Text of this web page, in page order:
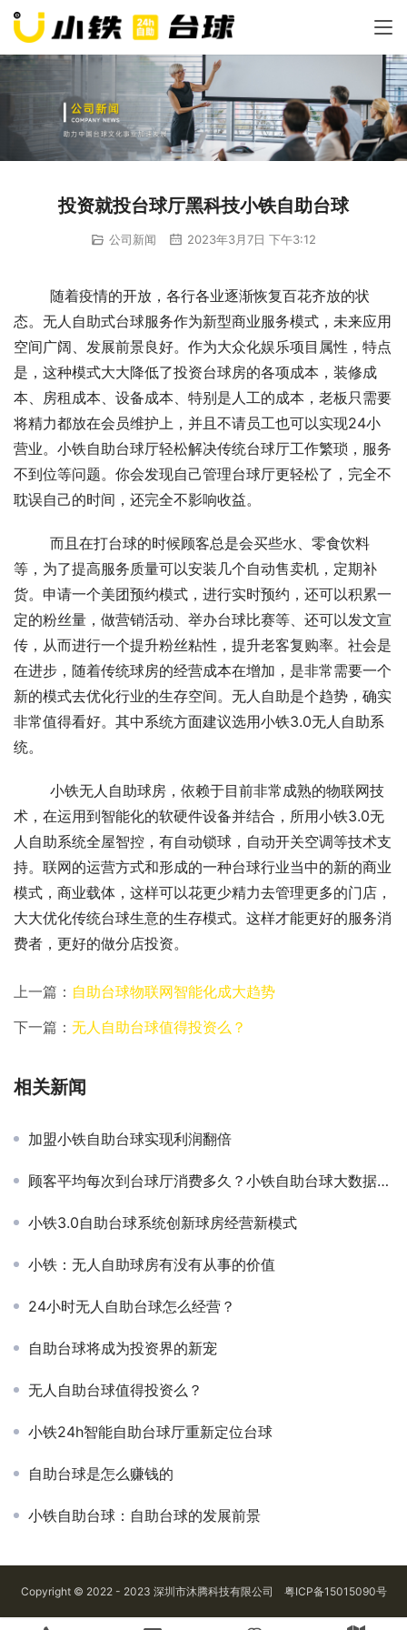
投资就投台球厅黑科技小铁自助台球
公司新闻 2023年3月7日 下午3:12
态。无人自助式台球服务作为新型商业服务模式，未来应用
空间广阔、发展前景良好。作为大众化娱乐项目属性，特点
是，这种模式大大降低了投资台球房的各项成本，装修成
本、房租成本、设备成本、特别是人工的成本，老板只需要
将精力都放在会员维护上，并且不请员工也可以实现24小
营业。小铁自助台球厅轻松解决传统台球厅工作繁琐，服务
不到位等问题。你会发现自己管理台球厅更轻松了，完全不
耽误自己的时间，还完全不影响收益。
等，为了提高服务质量可以安装几个自动售卖机，定期补
货。申请一个美团预约模式，进行实时预约，还可以积累一
定的粉丝量，做营销活动、举办台球比赛等、还可以发文宣
传，从而进行一个提升粉丝粘性，提升老客复购率。社会是
在进步，随着传统球房的经营成本在增加，是非常需要一个
新的模式去优化行业的生存空间。无人自助是个趋势，确实
非常值得看好。其中系统方面建议选用小铁3.0无人自助系
统。
术，在运用到智能化的软硬件设备并结合，所用小铁3.0无
人自助系统全屋智控，有自动锁球，自动开关空调等技术支
持。联网的运营方式和形成的一种台球行业当中的新的商业
模式，商业载体，这样可以花更少精力去管理更多的门店，
大大优化传统台球生意的生存模式。这样才能更好的服务消
费者，更好的做分店投资。
上一篇： 自助台球物联网智能化成大趋势
下一篇： 无人自助台球值得投资么？
相关新闻
加盟小铁自助台球实现利润翻倍
顾客平均每次到台球厅消费多久？小铁自助台球大数据告诉您
小铁3.0自助台球系统创新球房经营新模式
小铁：无人自助球房有没有从事的价值
24小时无人自助台球怎么经营？
自助台球将成为投资界的新宠
无人自助台球值得投资么？
小铁24h智能自助台球厅重新定位台球
自助台球是怎么赚钱的
小铁自助台球：自助台球的发展前景
Copyright © 2022 - 2023 深圳市沐腾科技有限公司 粤ICP备15015090号